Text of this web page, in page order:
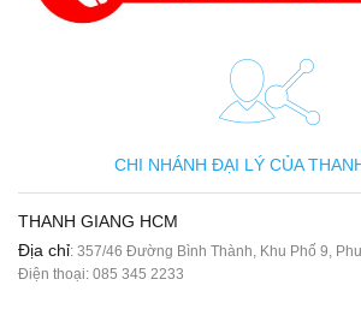
CHI NHÁNH ĐẠI LÝ CỦA
THANH GIANG HCM
Địa chỉ: 357/46 Đường Bình Thành, Khu Phố 9,
Điện thoại: 085 345 2233